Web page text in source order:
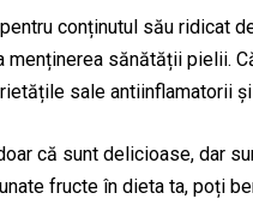
conținutul său ridicat
menținerea sănătății pielii.
sale antiinflamatorii
că sunt delicioase, dar
fructe în dieta ta, poți